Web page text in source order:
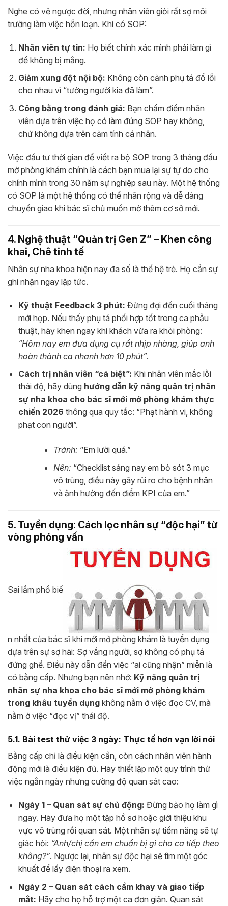
Nghe có vẻ ngược đời, nhưng nhân viên giỏi rất sợ môi
trường làm việc hỗn loạn. Khi có SOP:
Nhân viên tự tin: Họ biết chính xác mình phải làm gì
để không bị mắng.
Giảm xung đột nội bộ: Không còn cảnh phụ tá đổ lỗi
cho nhau vì “tưởng người kia đã làm”.
Công bằng trong đánh giá: Bạn chấm điểm nhân
viên dựa trên việc họ có làm đúng SOP hay không,
chứ không dựa trên cảm tính cá nhân.
Việc đầu tư thời gian để viết ra bộ SOP trong 3 tháng đầu
mở phòng khám chính là cách bạn mua lại sự tự do cho
chính mình trong 30 năm sự nghiệp sau này. Một hệ thống
có SOP là một hệ thống có thể nhân rộng và dễ dàng
chuyển giao khi bác sĩ chủ muốn mở thêm cơ sở mới.
4. Nghệ thuật “Quản trị Gen Z” – Khen công
khai, Chê tinh tế
Nhân sự nha khoa hiện nay đa số là thế hệ trẻ. Họ cần sự
ghi nhận ngay lập tức.
Kỹ thuật Feedback 3 phút: Đừng đợi đến cuối tháng
mới họp. Nếu thấy phụ tá phối hợp tốt trong ca phẫu
thuật, hãy khen ngay khi khách vừa ra khỏi phòng:
“Hôm nay em đưa dụng cụ rất nhịp nhàng, giúp anh
hoàn thành ca nhanh hơn 10 phút”.
Cách trị nhân viên “cá biệt”: Khi nhân viên mắc lỗi
thái độ, hãy dùng hướng dẫn kỹ năng quản trị nhân
sự nha khoa cho bác sĩ mới mở phòng khám thực
chiến 2026 thông qua quy tắc: “Phạt hành vi, không
phạt con người”.
Tránh: “Em lười quá.”
Nên: “Checklist sáng nay em bỏ sót 3 mục
vô trùng, điều này gây rủi ro cho bệnh nhân
và ảnh hưởng đến điểm KPI của em.”
5. Tuyển dụng: Cách lọc nhân sự “độc hại” từ
vòng phỏng vấn
Sai lầm phổ biế
n nhất của bác sĩ khi mới mở phòng khám là tuyển dụng
dựa trên sự sợ hãi: Sợ vắng người, sợ không có phụ tá
đứng ghế. Điều này dẫn đến việc “ai cũng nhận” miễn là
có bằng cấp. Nhưng bạn nên nhớ: Kỹ năng quản trị
nhân sự nha khoa cho bác sĩ mới mở phòng khám
trong khâu tuyển dụng không nằm ở việc đọc CV, mà
nằm ở việc “đọc vị” thái độ.
5.1. Bài test thử việc 3 ngày: Thực tế hơn vạn lời nói
Bằng cấp chỉ là điều kiện cần, còn cách nhân viên hành
động mới là điều kiện đủ. Hãy thiết lập một quy trình thử
việc ngắn ngày nhưng cường độ quan sát cao:
Ngày 1 – Quan sát sự chủ động: Đừng bảo họ làm gì
ngay. Hãy đưa họ một tập hồ sơ hoặc giới thiệu khu
vực vô trùng rồi quan sát. Một nhân sự tiềm năng sẽ tự
giác hỏi: “Anh/chị cần em chuẩn bị gì cho ca tiếp theo
không?”. Ngược lại, nhân sự độc hại sẽ tìm một góc
khuất để lấy điện thoại ra xem.
Ngày 2 – Quan sát cách cầm khay và giao tiếp
mắt: Hãy cho họ hỗ trợ một ca đơn giản. Quan sát